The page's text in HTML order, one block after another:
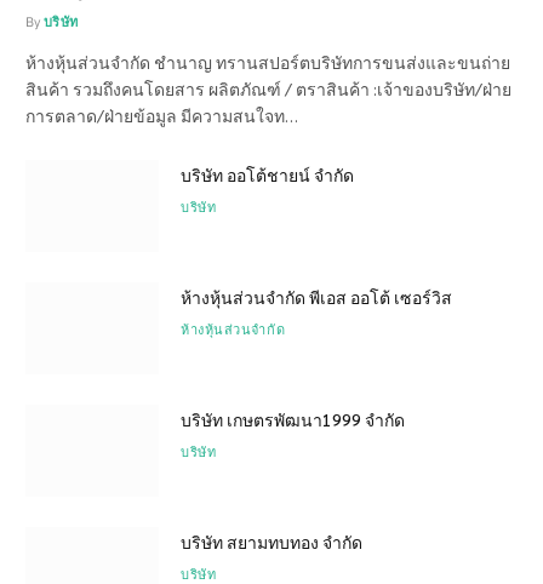
By บริษัท
ห้างหุ้นส่วนจำกัด ชำนาญ ทรานสปอร์ตบริษัทการขนส่งและขนถ่าย
สินค้า รวมถึงคนโดยสาร ผลิตภัณฑ์ / ตราสินค้า :เจ้าของบริษัท/ฝ่าย
การตลาด/ฝ่ายข้อมูล มีความสนใจท…
บริษัท ออโต้ชายน์ จำกัด
บริษัท
ห้างหุ้นส่วนจำกัด พีเอส ออโต้ เซอร์วิส
ห้างหุ้นส่วนจำกัด
บริษัท เกษตรพัฒนา1999 จำกัด
บริษัท
บริษัท สยามทบทอง จำกัด
บริษัท